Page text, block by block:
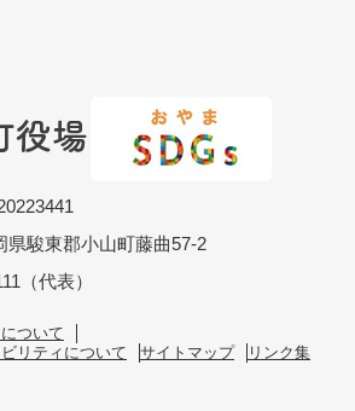
県駿東郡小山町藤曲57-2
（代表）
ついて
リティについて
サイトマップ リンク集